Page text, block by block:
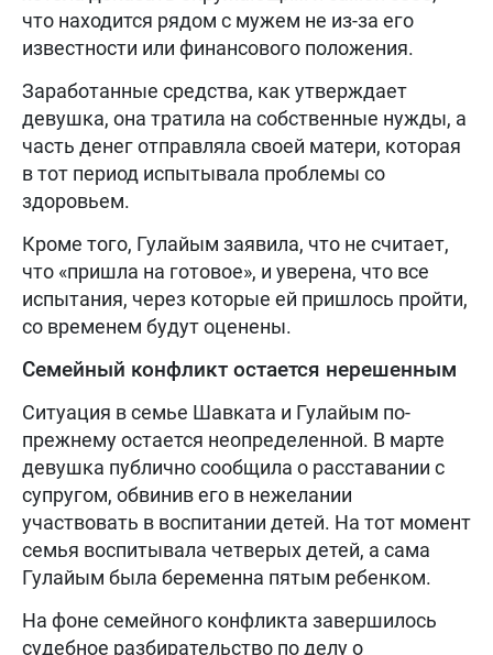
что находится рядом с мужем не из-за его
известности или финансового положения.
Заработанные средства, как утверждает
девушка, она тратила на собственные нужды, а
часть денег отправляла своей матери, которая
в тот период испытывала проблемы со
здоровьем.
Кроме того, Гулайым заявила, что не считает,
что «пришла на готовое», и уверена, что все
испытания, через которые ей пришлось пройти,
со временем будут оценены.
Семейный конфликт остается нерешенным
Ситуация в семье Шавката и Гулайым по-
прежнему остается неопределенной. В марте
девушка публично сообщила о расставании с
супругом, обвинив его в нежелании
участвовать в воспитании детей. На тот момент
семья воспитывала четверых детей, а сама
Гулайым была беременна пятым ребенком.
На фоне семейного конфликта завершилось
судебное разбирательство по делу о